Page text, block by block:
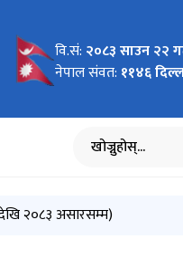
वि.सं: २०८३ साउन २२
नेपाल संवत: ११४६
खोज्नुहोस्
२०८३ असारसम्म)